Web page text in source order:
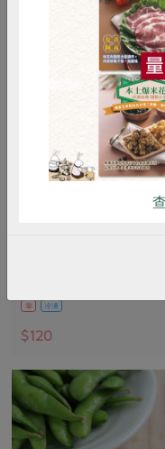
葷 冷凍
$120
雞蛋 食